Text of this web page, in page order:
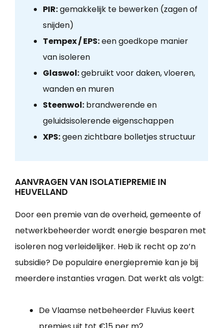
PIR:gemakkelijk te bewerken (zagen of
snijden)
Tempex / EPS:een goedkope manier
van isoleren
Glaswol:gebruikt voor daken, vloeren,
wanden en muren
Steenwol:brandwerende en
geluidsisolerende eigenschappen
XPS:geen zichtbare bolletjes structuur
AANVRAGEN VAN ISOLATIEPREMIE IN
HEUVELLAND
Door een premie van de overheid, gemeente of
netwerkbeheerder wordt energie besparen met
isoleren nog verleidelijker. Heb ik recht op zo’n
subsidie? De populaire energiepremie kan je bij
meerdere instanties vragen. Dat werkt als volgt:
De Vlaamse netbeheerder Fluvius keert